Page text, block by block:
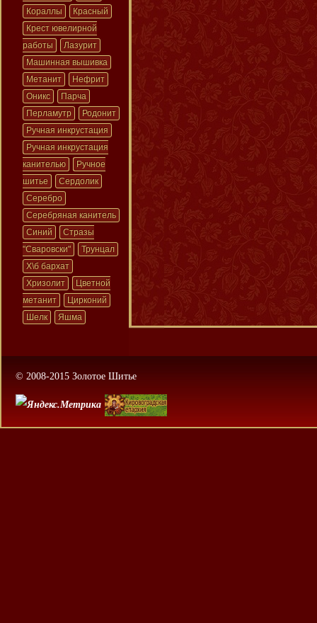
Кораллы
Красный
Крест ювелирной
работы
Лазурит
Машинная вышивка
Метанит
Нефрит
Оникс
Парча
Перламутр
Родонит
Ручная инкрустация
Ручная инкрустация
канителью
Ручное
шитье
Сердолик
Серебро
Серебряная канитель
Синий
Стразы
"Сваровски"
Трунцал
Х\б бархат
Хризолит
Цветной
метанит
Цирконий
Шелк
Яшма
© 2008-2015 Золотое Шитье